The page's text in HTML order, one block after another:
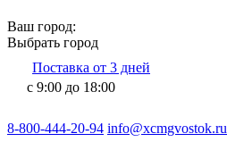
Ваш город:
Выбрать город
Поставка от 3 дней
с 9:00 до 18:00
8-800-444-20-94 info@xcmgvostok.ru